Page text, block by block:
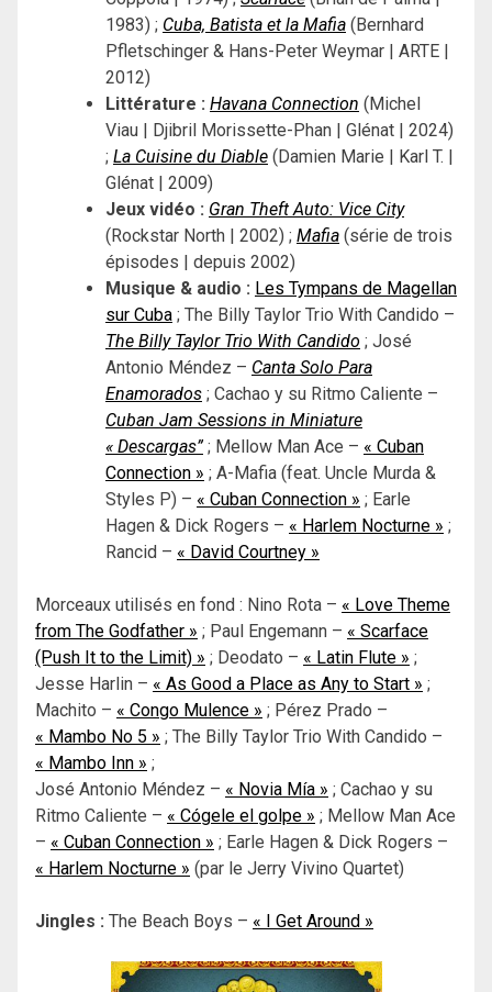
1983) ; Cuba, Batista et la Mafia (Bernhard
Pfletschinger & Hans-Peter Weymar | ARTE |
2012)
Littérature : Havana Connection (Michel
Viau | Djibril Morissette-Phan | Glénat | 2024)
; La Cuisine du Diable (Damien Marie | Karl T. |
Glénat | 2009)
Jeux vidéo : Gran Theft Auto: Vice City
(Rockstar North | 2002) ; Mafia (série de trois
épisodes | depuis 2002)
Musique & audio : Les Tympans de Magellan
sur Cuba ; The Billy Taylor Trio With Candido –
The Billy Taylor Trio With Candido ; José
Antonio Méndez – Canta Solo Para
Enamorados ; Cachao y su Ritmo Caliente –
Cuban Jam Sessions in Miniature
« Descargas”; Mellow Man Ace – « Cuban
Connection » ; A-Mafia (feat. Uncle Murda &
Styles P) – « Cuban Connection » ; Earle
Hagen & Dick Rogers – « Harlem Nocturne » ;
Rancid – « David Courtney »
Morceaux utilisés en fond : Nino Rota – « Love Theme
from The Godfather » ; Paul Engemann – « Scarface
(Push It to the Limit) » ; Deodato – « Latin Flute » ;
Jesse Harlin – « As Good a Place as Any to Start » ;
Machito – « Congo Mulence » ; Pérez Prado –
« Mambo No 5 » ; The Billy Taylor Trio With Candido –
« Mambo Inn » ;
José Antonio Méndez – « Novia Mía » ; Cachao y su
Ritmo Caliente – « Cógele el golpe » ; Mellow Man Ace
– « Cuban Connection » ; Earle Hagen & Dick Rogers –
« Harlem Nocturne » (par le Jerry Vivino Quartet)
Jingles : The Beach Boys – « I Get Around »